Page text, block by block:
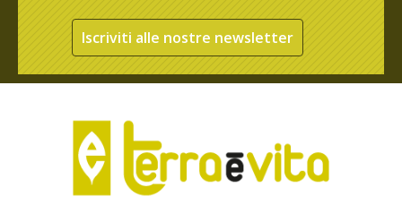
Iscriviti alle nostre newsletter